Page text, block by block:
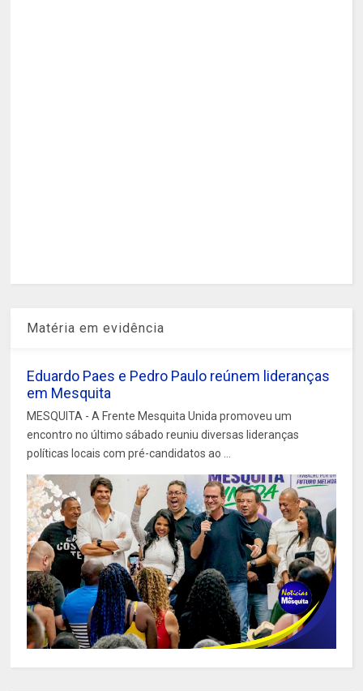
Matéria em evidência
Eduardo Paes e Pedro Paulo reúnem lideranças
em Mesquita
MESQUITA - A Frente Mesquita Unida promoveu um
encontro no último sábado reuniu diversas lideranças
políticas locais com pré-candidatos ao ...